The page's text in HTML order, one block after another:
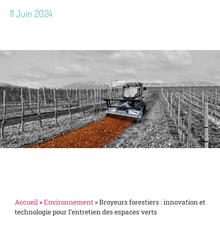
11 Juin 2024
Accueil »Environnement »Broyeurs forestiers : innovation et
technologie pour l’entretien des espaces verts